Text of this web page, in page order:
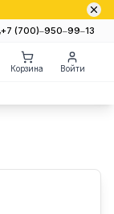
+7 (700)‒950‒99‒13
Корзина Войти